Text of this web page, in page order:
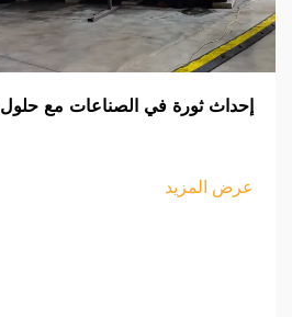
إحداث ثورة في الصناعات مع حلول SoftStone الذكية
عرض المزيد